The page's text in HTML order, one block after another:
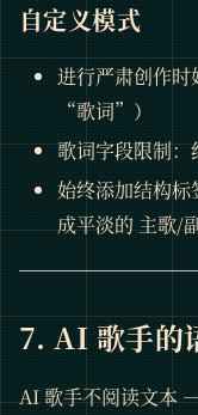
自定义模式
进行严肃创作
“歌词”）
歌词字段限制
始终添加结构
成平淡的 主歌/
7. AI 歌手的
AI 歌手不阅读文本